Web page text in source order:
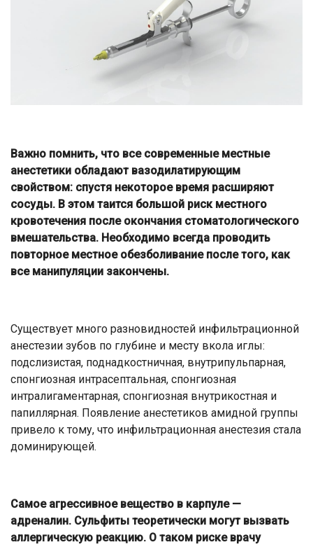
Важно помнить, что все современные местные
анестетики обладают вазодилатирующим
свойством: спустя некоторое время расширяют
сосуды. В этом таится большой риск местного
кровотечения после окончания стоматологического
вмешательства. Необходимо всегда проводить
повторное местное обезболивание после того, как
все манипуляции закончены.
Существует много разновидностей инфильтрационной
анестезии зубов по глубине и месту вкола иглы:
подслизистая, поднадкостничная, внутрипульпарная,
спонгиозная интрасептальная, спонгиозная
интралигаментарная, спонгиозная внутрикостная и
папиллярная. Появление анестетиков амидной группы
привело к тому, что инфильтрационная анестезия стала
доминирующей.
Самое агрессивное вещество в карпуле —
адреналин. Сульфиты теоретически могут вызвать
аллергическую реакцию. О таком риске врачу